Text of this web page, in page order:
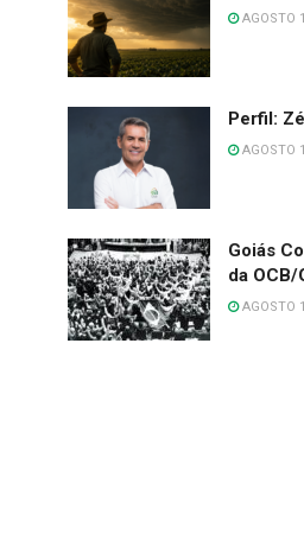
AGOSTO
Perfil:
AGOSTO
Goiás
da OCB/
AGOSTO